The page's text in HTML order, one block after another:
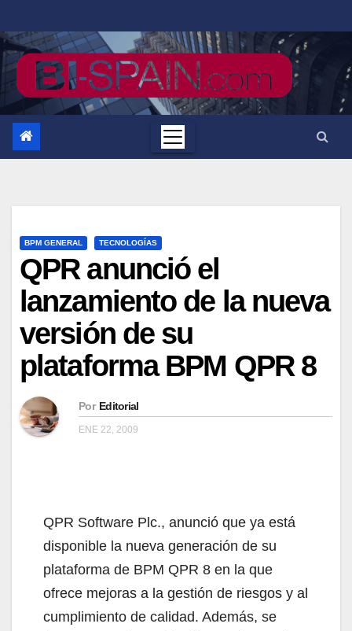
al
contenido
BPM GENERAL TECNOLOGÍAS
QPR anunció el
lanzamiento de la nueva
versión de su
plataforma BPM QPR 8
Por Editorial
ENE 22, 2009
QPR Software Plc., anunció que ya está
disponible la nueva generación de su
plataforma de BPM QPR 8 en la que
ofrece mejoras a la gestión de riesgos y al
cumplimiento de calidad. Además, se